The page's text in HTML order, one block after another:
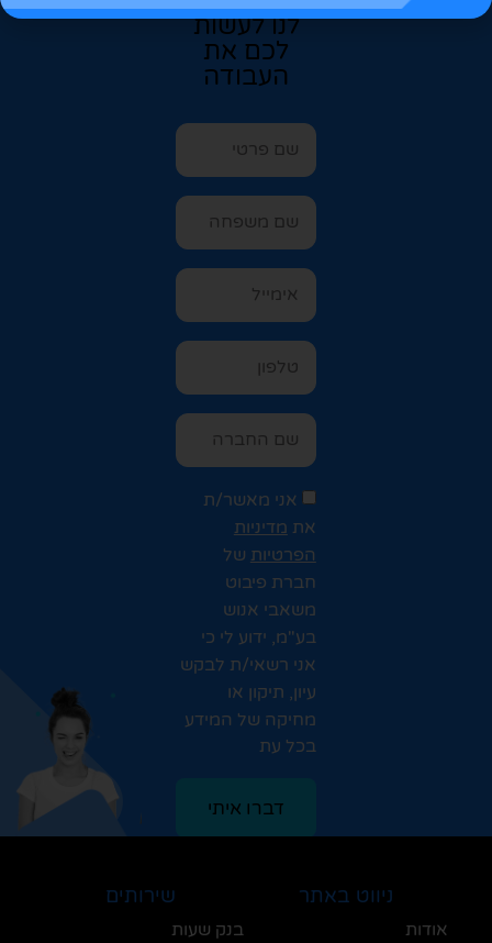
לנו לעשות
לכם את
העבודה
אני מאשר/ת
את מדיניות
הפרטיות של
חברת פיבוט
משאבי אנוש
בע"מ, ידוע לי כי
אני רשאי/ת לבקש
עיון, תיקון או
מחיקה של המידע
בכל עת
דברו איתי
ניווט באתר
אודות
שירותים
בנק שעות